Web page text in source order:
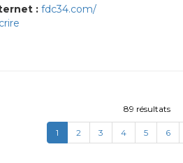
: fdc34.com/
89 résultats
1(current)
2 3 4 5 6